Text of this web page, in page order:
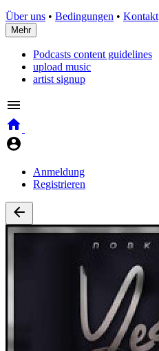
Über uns • Bedingungen • Kontakt
Mehr
Podcasts content guidelines
upload music
artist signup
Anmeldung
Registrieren